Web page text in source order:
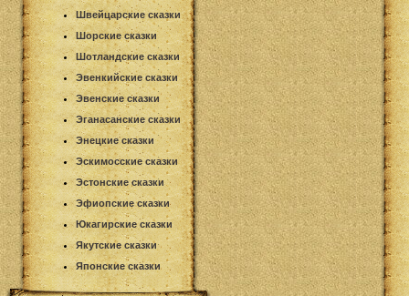
Швейцарские сказки
Шорские сказки
Шотландские сказки
Эвенкийские сказки
Эвенские сказки
Эганасанские сказки
Энецкие сказки
Эскимосские сказки
Эстонские сказки
Эфиопские сказки
Юкагирские сказки
Якутские сказки
Японские сказки